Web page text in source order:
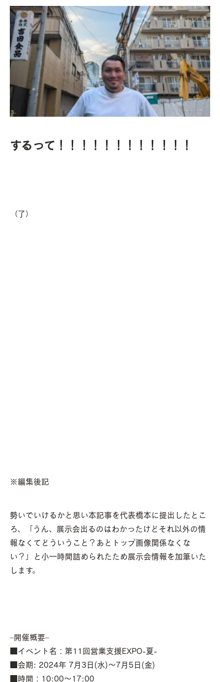
するって！！！！！！！！！！！！
（了）
※編集後記
勢いでいけるかと思い本記事を代表橋本に提出したとこ
ろ、「うん、展示会出るのはわかったけどそれ以外の情
報なくてどういうこと？あとトップ画像関係なくな
い？」と小一時間詰められたため展示会情報を加筆いた
します。
–開催概要–
■イベント名：第11回営業支援EXPO-夏-
■会期: 2024年 7月3日(水)～7月5日(金)
■時間：10:00～17:00